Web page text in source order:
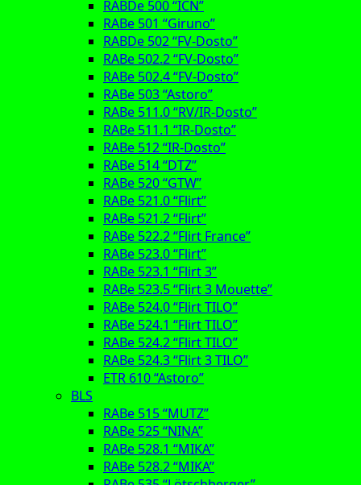
RABDe 500 “ICN”
RABe 501 “Giruno”
RABDe 502 “FV-Dosto”
RABe 502.2 “FV-Dosto”
RABe 502.4 “FV-Dosto”
RABe 503 “Astoro”
RABe 511.0 “RV/IR-Dosto”
RABe 511.1 “IR-Dosto”
RABe 512 “IR-Dosto”
RABe 514 “DTZ”
RABe 520 “GTW”
RABe 521.0 “Flirt”
RABe 521.2 “Flirt”
RABe 522.2 “Flirt France”
RABe 523.0 “Flirt”
RABe 523.1 “Flirt 3”
RABe 523.5 “Flirt 3 Mouette”
RABe 524.0 “Flirt TILO”
RABe 524.1 “Flirt TILO”
RABe 524.2 “Flirt TILO”
RABe 524.3 “Flirt 3 TILO”
ETR 610 “Astoro”
BLS
RABe 515 “MUTZ”
RABe 525 “NINA”
RABe 528.1 “MIKA”
RABe 528.2 “MIKA”